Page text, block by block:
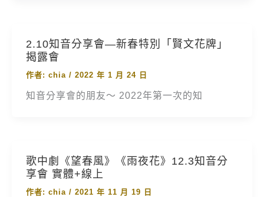
2.10知音分享會—新春特別「賢文花牌」
揭露會
作者: chia / 2022 年 1 月 24 日
知音分享會的朋友～ 2022年第一次的知
歌中劇《望春風》《雨夜花》12.3知音分
享會 實體+線上
作者: chia / 2021 年 11 月 19 日